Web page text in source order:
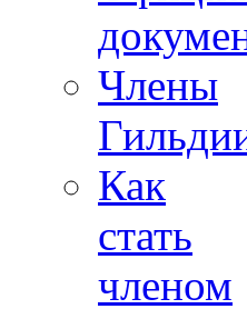
Члены
Как
стать
членом